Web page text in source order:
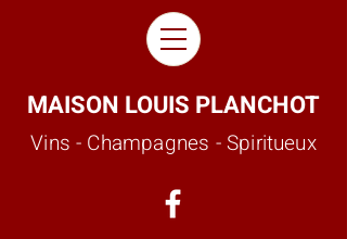
MAISON LOUIS PLANCHOT
Vins - Champagnes - Spiritueux